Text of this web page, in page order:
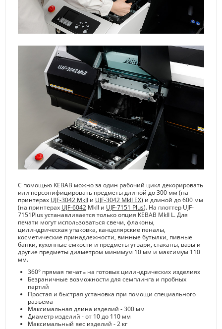
С помощью KEBAB можно за один рабочий цикл декорировать
или персонифицировать предметы длиной до 300 мм (на
принтерах UJF-3042 MkII и UJF-3042 MkII EX) и длиной до 600 мм
(на принтерах UJF-6042 MkII и UJF-7151 Plus). На плоттер UJF-
7151Plus устанавливается только опция KEBAB MkII L. Для
печати могут использоваться свечи, флаконы,
цилиндрическая упаковка, канцелярские пеналы,
косметические принадлежности, винные бутылки, пивные
банки, кухонные емкости и предметы утвари, стаканы, вазы и
другие предметы диаметром минимум 10 мм и максимум 110
мм.
360° прямая печать на готовых цилиндрических изделиях
Безраничные возможности для семплинга и пробных
партий
Простая и быстрая установка при помощи специального
разъёма
Максимальная длина изделий - 300 мм
Диаметр изделий - от 10 до 110 мм
Максимальный вес изделий - 2 кг